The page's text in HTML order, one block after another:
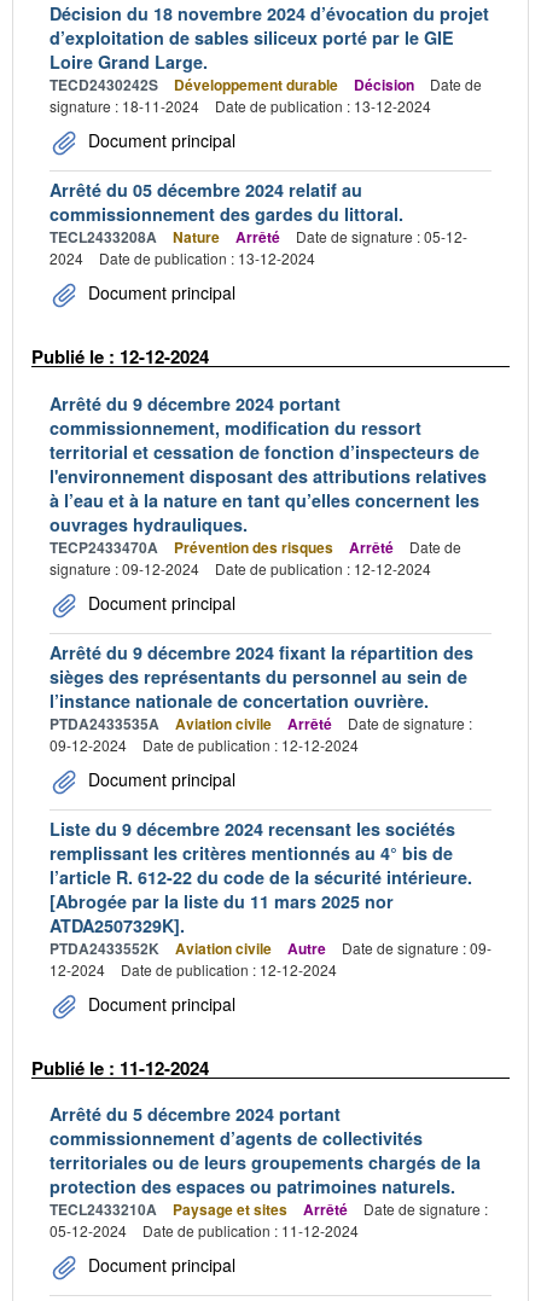
Décision du 18 novembre 2024 d’évocation du projet
d’exploitation de sables siliceux porté par le GIE
Loire Grand Large.
TECD2430242S Développement durable Décision
Date de
signature : 18-11-2024
Date de publication : 13-12-2024
Document principal
Arrêté du 05 décembre 2024 relatif au
commissionnement des gardes du littoral.
TECL2433208A Nature Arrêté
Date de signature : 05-12-
2024
Date de publication : 13-12-2024
Document principal
Publié le : 12-12-2024
Arrêté du 9 décembre 2024 portant
commissionnement, modification du ressort
territorial et cessation de fonction d’inspecteurs de
l'environnement disposant des attributions relatives
à l’eau et à la nature en tant qu’elles concernent les
ouvrages hydrauliques.
TECP2433470A Prévention des risques Arrêté
Date de
signature : 09-12-2024
Date de publication : 12-12-2024
Document principal
Arrêté du 9 décembre 2024 fixant la répartition des
sièges des représentants du personnel au sein de
l’instance nationale de concertation ouvrière.
PTDA2433535A Aviation civile Arrêté
Date de signature :
09-12-2024
Date de publication : 12-12-2024
Document principal
Liste du 9 décembre 2024 recensant les sociétés
remplissant les critères mentionnés au 4° bis de
l’article R. 612-22 du code de la sécurité intérieure.
[Abrogée par la liste du 11 mars 2025 nor
ATDA2507329K].
PTDA2433552K Aviation civile Autre
Date de signature : 09-
12-2024
Date de publication : 12-12-2024
Document principal
Publié le : 11-12-2024
Arrêté du 5 décembre 2024 portant
commissionnement d’agents de collectivités
territoriales ou de leurs groupements chargés de la
protection des espaces ou patrimoines naturels.
TECL2433210A Paysage et sites Arrêté
Date de signature :
05-12-2024
Date de publication : 11-12-2024
Document principal